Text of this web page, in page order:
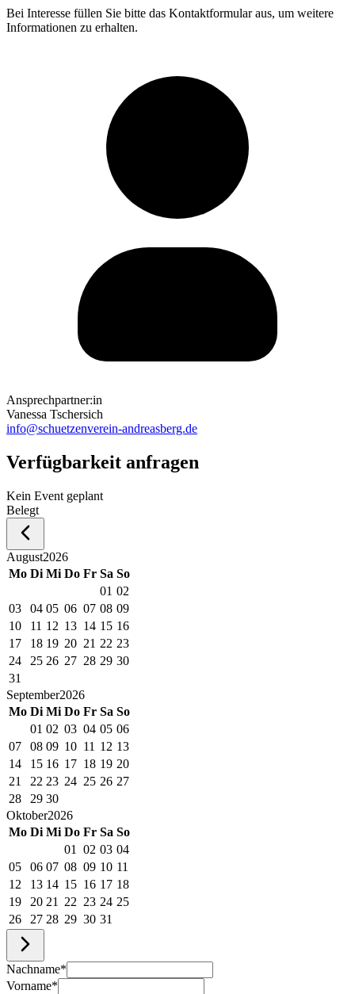
Bei Interesse füllen Sie bitte das Kontaktformular aus, um weitere
Informationen zu erhalten.
Ansprechpartner:in
Vanessa Tschersich
info@schuetzenverein-andreasberg.de
Verfügbarkeit anfragen
Kein Event geplant
Belegt
August2026
Mo Di Mi Do Fr Sa So
01 02
03
04 05 06 07 08 09
10
11 12 13 14 15 16
17
18 19 20 21 22 23
24
25 26 27 28 29 30
31
September2026
Mo Di Mi Do Fr Sa So
01 02 03 04 05 06
07
08 09 10 11 12 13
14
15 16 17 18 19 20
21
22 23 24 25 26 27
28
29 30
Oktober2026
Mo Di Mi Do Fr Sa So
01
02 03 04
05
06 07 08 09 10 11
12
13 14 15 16 17 18
19
20 21 22 23 24 25
26
27 28 29 30 31
Nachname*
Vorname*